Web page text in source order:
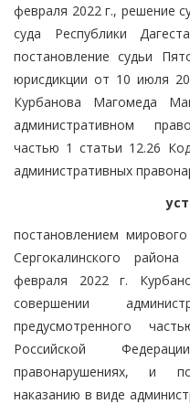
февраля 2022 г., решение
суда Республики
постановление судьи
юрисдикции от 10 июля
Курбанова Магомеда
административном
частью 1 статьи 12.26
административных
постановлением
Сергокалинского
февраля 2022 г.
совершении
предусмотренного
Российской
правонарушениях, и
наказанию в виде